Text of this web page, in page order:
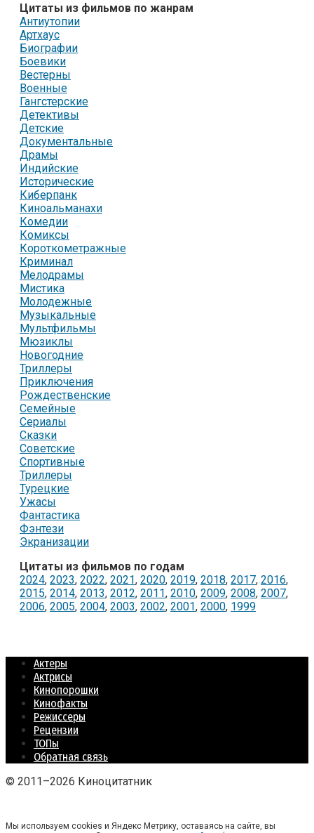
Цитаты из фильмов по жанрам
Антиутопии
Артхаус
Биографии
Боевики
Вестерны
Военные
Гангстерские
Детективы
Детские
Документальные
Драмы
Индийские
Исторические
Киберпанк
Киноальманахи
Комедии
Комиксы
Короткометражные
Криминал
Мелодрамы
Мистика
Молодежные
Музыкальные
Мультфильмы
Мюзиклы
Новогодние
Триллеры
Приключения
Рождественские
Семейные
Сериалы
Сказки
Советские
Спортивные
Триллеры
Турецкие
Ужасы
Фантастика
Фэнтези
Экранизации
Цитаты из фильмов по годам
2024, 2023, 2022, 2021, 2020, 2019, 2018, 2017, 2016,
2015, 2014, 2013, 2012, 2011, 2010, 2009, 2008, 2007,
2006, 2005, 2004, 2003, 2002, 2001, 2000, 1999
Актеры
Актрисы
Кинопорошки
Кинофакты
Режиссеры
Рецензии
ТОПы
Обратная связь
© 2011–2026 Киноцитатник
Мы используем cookies и Яндекс Метрику, оставаясь на сайте, вы